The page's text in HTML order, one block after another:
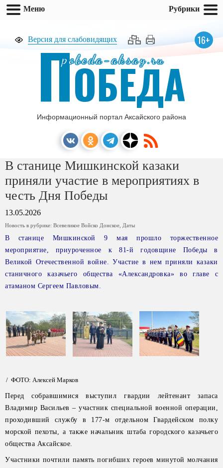
Версия для слабовидящих 16+
pobeda-aksay.ru
ПОБЕДА
Информационный портал Аксайского района
В станице Мишкинской казаки
приняли участие в мероприятиях в
честь Дня Победы
13.05.2026
Новость в рубрике: Всевеликое Войско Донское Даты
В станице Мишкинской 9 мая прошло торжественное
мероприятие, приуроченное к 81-й годовщине Победы в
Великой Отечественной войне. Участие в нем приняли казаки
станичного казачьего общества «Александровка» во главе с
атаманом Сергеем Павловым.
/ ФОТО: Алексей Марков
Перед собравшимися выступил гвардии лейтенант запаса
Владимир Васильев – участник специальной военной операции,
проходивший службу в 177-м отдельном Гвардейском полку
морской пехоты, а также начальник штаба городского казачьего
общества Аксайское.
Участники почтили память погибших героев минутой молчания
Меню Рубрики